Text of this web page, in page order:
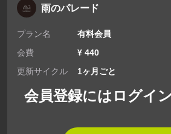
雨のパレード
プラン名
有料会員
会費
¥ 440
更新サイクル
1ヶ月ごと
会員登録にはログイ